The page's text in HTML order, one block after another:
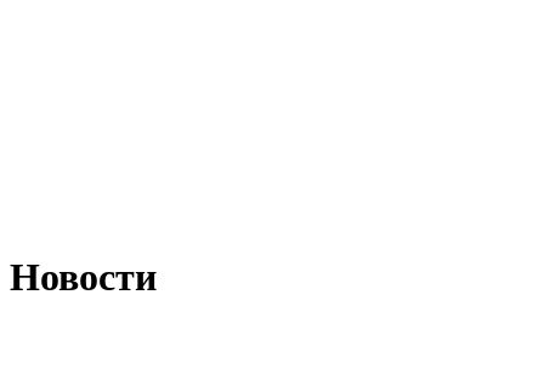
Новости